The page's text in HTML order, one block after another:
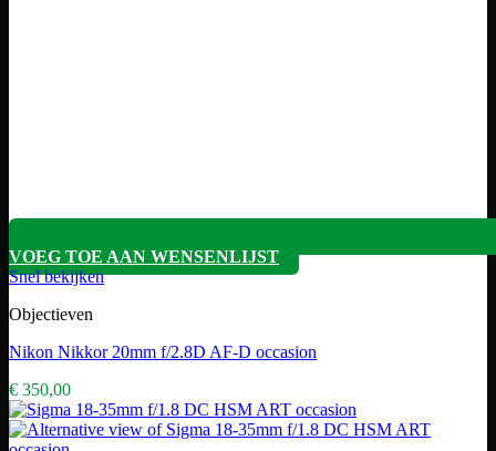
VOEG TOE AAN WENSENLIJST
Snel bekijken
Objectieven
Nikon Nikkor 20mm f/2.8D AF-D occasion
€ 350,00